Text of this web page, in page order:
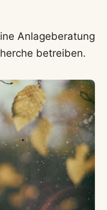
Anlageberatung
betreiben.